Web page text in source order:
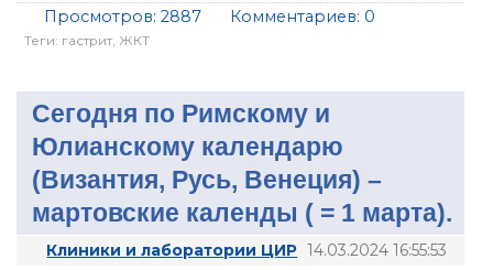
Просмотров: 2887 Комментариев: 0
Теги: гастрит, ЖКТ
Сегодня по Римскому и
Юлианскому календарю
(Византия, Русь, Венеция) –
мартовские календы ( = 1 марта).
Клиники и лаборатории ЦИР 14.03.2024 16:55:53